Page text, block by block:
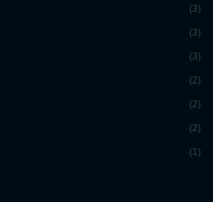
(3)
(3)
(3)
(2)
(2)
(2)
(1)